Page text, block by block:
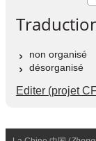
non organisé
désorganisé
Editer (projet